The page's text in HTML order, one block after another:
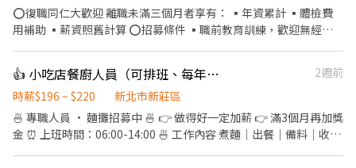
⭕復職同仁大歡迎 離職未滿三個月者享有： ▪年資累計 ▪體檢費
用補助 ▪薪資照舊計算 ⭕招募條件 ▪職前教育訓練，歡迎無經驗
與主管確認班表） ⭕工作內容（在職教育訓練完善，無經驗者OK）
▪外場 帶客入座→用餐說明、顧客服務→桌面清潔→環境整理→收
銀結帳 等 ▪內場 商品進貨→食材處理→餐點製作→餐具清洗→環境
整理→庫存盤點 等 ⭕獎金福利 ▪生日禮券 ▪員工用餐優惠 ▪年度
👍 小吃店餐廚人員（可排班、每年調薪）
2週前
時薪$196 ~ $220
新北市新莊區
🍜 專職人員 · 麵攤招募中 🍜 👉 做得好一定加薪 👉 滿3個月再加獎
金 ⏰ 上班時間：06:00-14:00 🍜 工作內容 煮麵｜出餐｜備料｜收攤